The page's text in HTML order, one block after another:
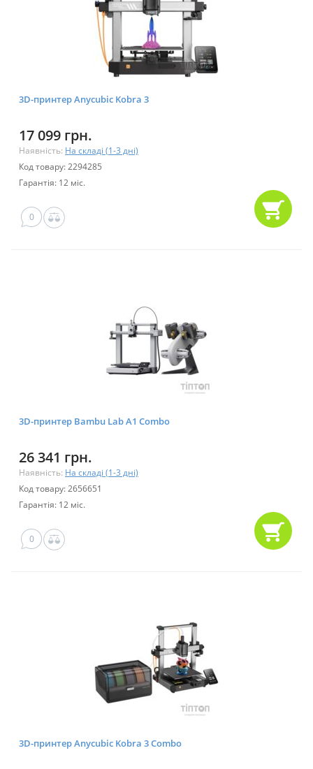
3D-принтер Anycubic Kobra 3
17 099 грн.
Наявність: На складі (1-3 дні)
Код товару: 2294285
Гарантія: 12 міс.
0
3D-принтер Bambu Lab A1 Combo
26 341 грн.
Наявність: На складі (1-3 дні)
Код товару: 2656651
Гарантія: 12 міс.
0
3D-принтер Anycubic Kobra 3 Combo